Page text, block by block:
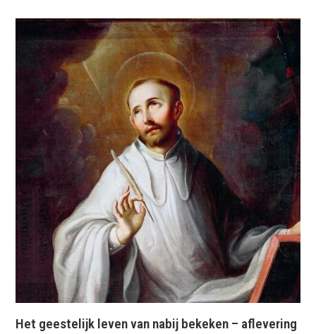
Het geestelijk leven van nabij bekeken – aflevering